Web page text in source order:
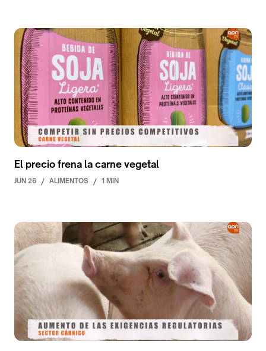
El precio frena la carne vegetal
JUN 26 / ALIMENTOS / 1 MIN